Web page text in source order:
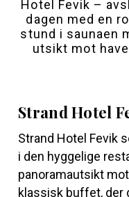
Hotel Fevik –
dagen med en
stund i saunaen
utsikt mot
Strand Hotel
Strand Hotel Fevik
i den hyggelige
panoramautsikt
klassisk buffet, der